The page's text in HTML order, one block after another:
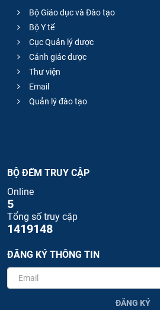
Bộ Giáo dục và Đào tạo
Bộ Y tế
Cục Quản lý dược
Cảnh giác dược
Thư viện
Email
Quản lý đào tạo
BỘ ĐẾM TRUY CẬP
Online
5
Tổng số truy cập
1419148
ĐĂNG KÝ THÔNG TIN
ĐĂNG KÝ